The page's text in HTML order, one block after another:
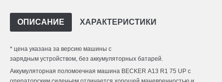
ОПИСАНИЕ ХАРАКТЕРИСТИКИ
* цена указана за версию машины с
зарядным устройством, без аккумуляторных батарей.
Аккумуляторная поломоечная машина BECKER A13 R1 75 UP с